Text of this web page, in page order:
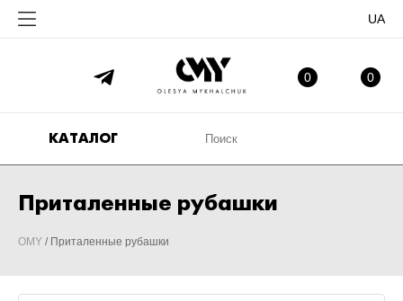
UA
0
0 ИЗБРАННОЕ
КАТАЛОГ
Приталенные рубашки
OMY / Приталенные рубашки